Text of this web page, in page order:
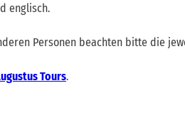
englisch.
Personen beachten bitte die
Tours.